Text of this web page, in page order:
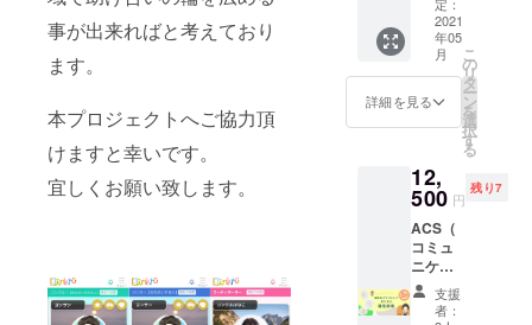
事が出来ればと考えており
ます。
本プロジェクトへご協力頂
けますと幸いです。
宜しくお願い致します。
YouTub
e @詩
https://
www.yo
utube.c
om/wat
v=apG0
QBxDP
GM
を表
現。 こ
の春中
学を卒
ASOVIV
A!高等
校）に
進学。
自分の
活動も
しなが
ら高校
卒業を
目指
リング
のデザ
インは
ランダ
りま
す。
イスさ
んのHP
も
チェッ
クして
みて下
さい！
https://f
50分/人
基本は
ZOOM
対応
（訪問
やクラ
四ヶ所
があな
たの個
性を診
断し解
説致し
ます。
ACS個
りま
す。 地
域支援
システ
ム「り
んく
る」に
き、応
援して
頂いた
方専用
の称号
をご用
意しま
す。 こ
2021
年05
月
詳細を見る
こ
の
リ
タ
ー
ン
を
選
択
す
る
12,
500 円
残り7
ACS（
コミュ
ニケー
ション
構造分
支援
者：